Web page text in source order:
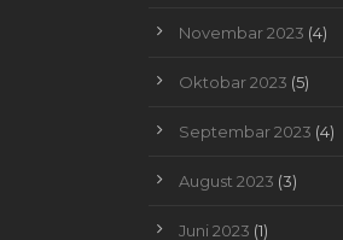
Novembar 2023 (4)
Oktobar 2023 (5)
Septembar 2023 (4)
August 2023 (3)
Juni 2023 (1)